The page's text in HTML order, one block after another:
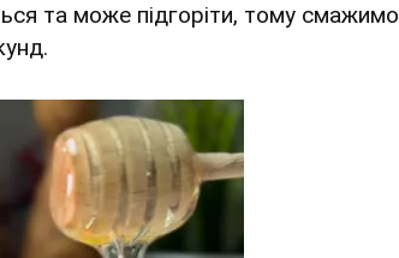
та може підгоріти, тому смажимо